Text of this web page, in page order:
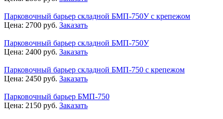
Парковочный барьер складной БМП-750У с крепежом
Цена: 2700 руб. Заказать
Парковочный барьер складной БМП-750У
Цена: 2400 руб. Заказать
Парковочный барьер складной БМП-750 с крепежом
Цена: 2450 руб. Заказать
Парковочный барьер БМП-750
Цена: 2150 руб. Заказать